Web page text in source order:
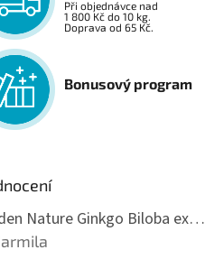
Při objednávce nad
1 800 Kč do 10 kg.
Doprava od 65 Kč.
Bonusový program
Golden Nature Ginkgo Biloba extrakt 50:1 60mg, 100 kapslí
produktu je 5 z 5 hvězdiček.